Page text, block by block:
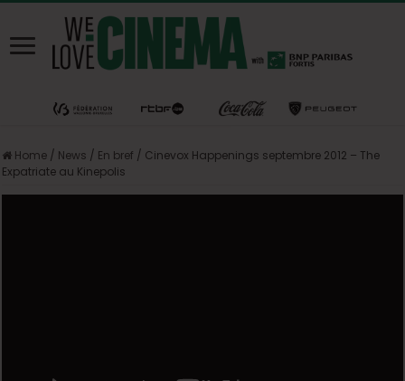
Home / News / En bref / Cinevox Happenings septembre 2012 – The
Expatriate au Kinepolis